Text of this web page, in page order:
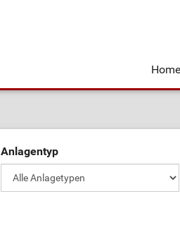
Home
Anlagentyp